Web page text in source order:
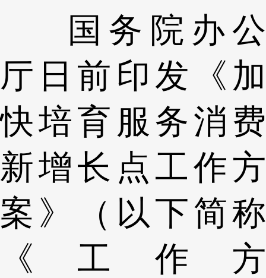
国务院办公
厅日前印发《加
快培育服务消费
新增长点工作方
案》（以下简称
《工作方